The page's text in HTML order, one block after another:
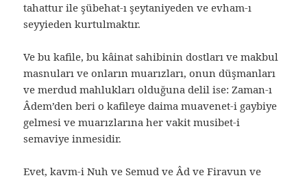
tahattur ile şübehat-ı şeytaniyeden ve evham-ı
seyyieden kurtulmaktır.
Ve bu kafile, bu kâinat sahibinin dostları ve makbul
masnuları ve onların muarızları, onun düşmanları
ve merdud mahlukları olduğuna delil ise: Zaman-ı
Âdem’den beri o kafileye daima muavenet-i gaybiye
gelmesi ve muarızlarına her vakit musibet-i
semaviye inmesidir.
Evet, kavm-i Nuh ve Semud ve Âd ve Firavun ve